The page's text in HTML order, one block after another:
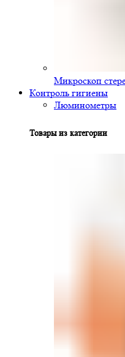
Микроскоп
Контроль гигиены
Люминометры
Товары из категории